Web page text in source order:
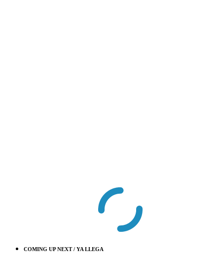
COMING UP NEXT / YA LLEGA